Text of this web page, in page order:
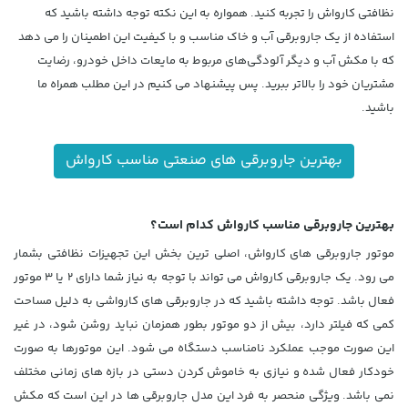
نظافتی کارواش را تجربه کنید. همواره به این نکته توجه داشته باشید که
استفاده از یک جاروبرقی آب و خاک مناسب و با کیفیت این اطمینان را می دهد
که با مکش آب و دیگر آلودگی‌های مربوط به مایعات داخل خودرو، رضایت
مشتریان خود را بالاتر ببرید. پس پیشنهاد می کنیم در این مطلب همراه ما
باشید.
بهترین جاروبرقی های صنعتی مناسب کارواش
بهترین جاروبرقی مناسب کارواش کدام است؟
موتور جاروبرقی های کارواش، اصلی ترین بخش این تجهیزات نظافتی بشمار
می رود. یک جاروبرقی کارواش می تواند با توجه به نیاز شما دارای 2 یا 3 موتور
فعال باشد. توجه داشته باشید که در جاروبرقی های کارواشی به دلیل مساحت
کمی که فیلتر دارد، بیش از دو موتور بطور همزمان نباید روشن شود، در غیر
این صورت موجب عملکرد نامناسب دستگاه می شود. این موتورها به صورت
خودکار فعال شده و نیازی به خاموش کردن دستی در بازه های زمانی مختلف
نمی باشد. ویژگی منحصر به فرد این مدل جاروبرقی ها در این است که مکش